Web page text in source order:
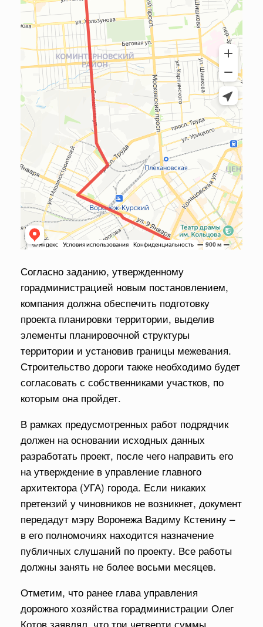
Согласно заданию, утвержденному
горадминистрацией новым постановлением,
компания должна обеспечить подготовку
проекта планировки территории, выделив
элементы планировочной структуры
территории и установив границы межевания.
Строительство дороги также необходимо будет
согласовать с собственниками участков, по
которым она пройдет.
В рамках предусмотренных работ подрядчик
должен на основании исходных данных
разработать проект, после чего направить его
на утверждение в управление главного
архитектора (УГА) города. Если никаких
претензий у чиновников не возникнет, документ
передадут мэру Воронежа Вадиму Кстенину –
в его полномочиях находится назначение
публичных слушаний по проекту. Все работы
должны занять не более восьми месяцев.
Отметим, что ранее глава управления
дорожного хозяйства горадминистрации Олег
Котов заявлял, что три четверти суммы,